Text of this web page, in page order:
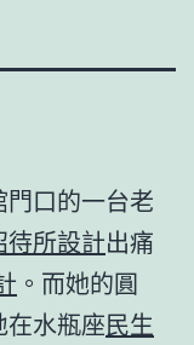
口的一台老
待所設計出痛
。而她的圓
水瓶座民生